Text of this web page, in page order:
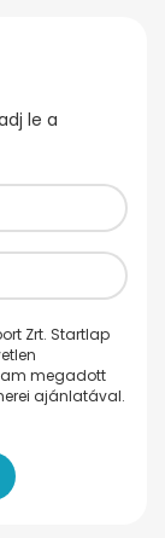
le a
Zrt. Startlap
megadott
ajánlatával.